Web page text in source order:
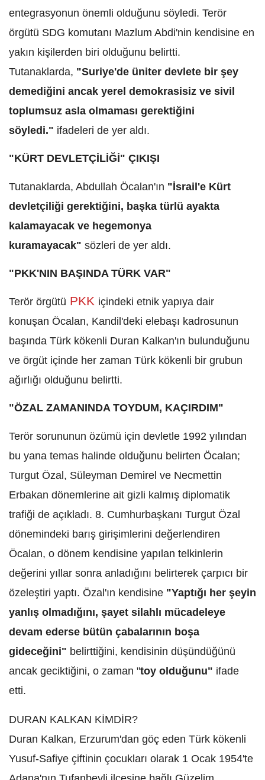
entegrasyonun önemli olduğunu söyledi. Terör
örgütü SDG komutanı Mazlum Abdi'nin kendisine en
yakın kişilerden biri olduğunu belirtti.
Tutanaklarda, "Suriye'de üniter devlete bir şey
demediğini ancak yerel demokrasisiz ve sivil
toplumsuz asla olmaması gerektiğini
söyledi." ifadeleri de yer aldı.
"KÜRT DEVLETÇİLİĞİ" ÇIKIŞI
Tutanaklarda, Abdullah Öcalan'ın "İsrail'e Kürt
devletçiliği gerektiğini, başka türlü ayakta
kalamayacak ve hegemonya
kuramayacak" sözleri de yer aldı.
"PKK'NIN BAŞINDA TÜRK VAR"
Terör örgütü PKK içindeki etnik yapıya dair
konuşan Öcalan, Kandil'deki elebaşı kadrosunun
başında Türk kökenli Duran Kalkan'ın bulunduğunu
ve örgüt içinde her zaman Türk kökenli bir grubun
ağırlığı olduğunu belirtti.
"ÖZAL ZAMANINDA TOYDUM, KAÇIRDIM"
Terör sorununun özümü için devletle 1992 yılından
bu yana temas halinde olduğunu belirten Öcalan;
Turgut Özal, Süleyman Demirel ve Necmettin
Erbakan dönemlerine ait gizli kalmış diplomatik
trafiği de açıkladı. 8. Cumhurbaşkanı Turgut Özal
dönemindeki barış girişimlerini değerlendiren
Öcalan, o dönem kendisine yapılan telkinlerin
değerini yıllar sonra anladığını belirterek çarpıcı bir
özeleştiri yaptı. Özal'ın kendisine "Yaptığı her şeyin
yanlış olmadığını, şayet silahlı mücadeleye
devam ederse bütün çabalarının boşa
gideceğini" belirttiğini, kendisinin düşündüğünü
ancak geciktiğini, o zaman "toy olduğunu" ifade
etti.
DURAN KALKAN KİMDİR?
Duran Kalkan, Erzurum'dan göç eden Türk kökenli
Yusuf-Safiye çiftinin çocukları olarak 1 Ocak 1954'te